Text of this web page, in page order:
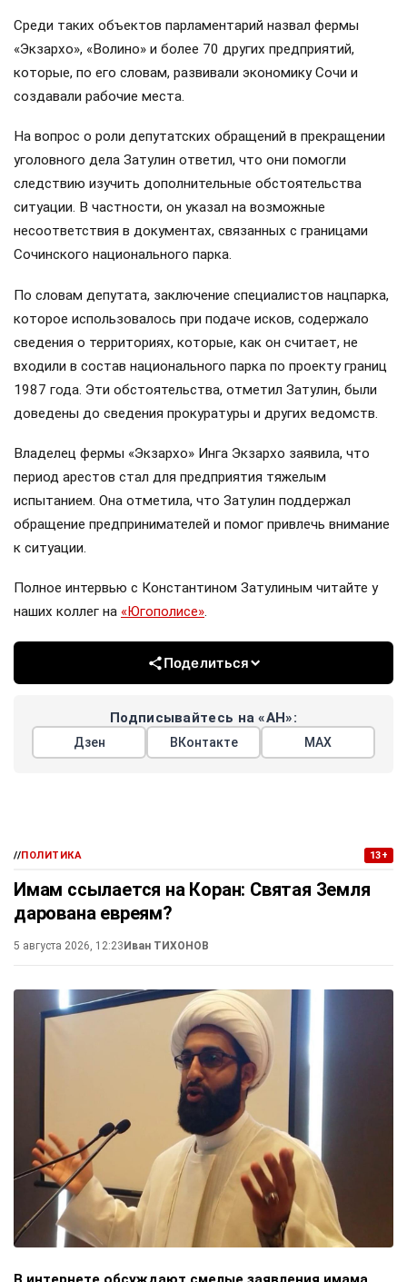
Среди таких объектов парламентарий назвал фермы
«Экзархо», «Волино» и более 70 других предприятий,
которые, по его словам, развивали экономику Сочи и
создавали рабочие места.
На вопрос о роли депутатских обращений в прекращении
уголовного дела Затулин ответил, что они помогли
следствию изучить дополнительные обстоятельства
ситуации. В частности, он указал на возможные
несоответствия в документах, связанных с границами
Сочинского национального парка.
По словам депутата, заключение специалистов нацпарка,
которое использовалось при подаче исков, содержало
сведения о территориях, которые, как он считает, не
входили в состав национального парка по проекту границ
1987 года. Эти обстоятельства, отметил Затулин, были
доведены до сведения прокуратуры и других ведомств.
Владелец фермы «Экзархо» Инга Экзархо заявила, что
период арестов стал для предприятия тяжелым
испытанием. Она отметила, что Затулин поддержал
обращение предпринимателей и помог привлечь внимание
к ситуации.
Полное интервью с Константином Затулиным читайте у
наших коллег на «Югополисе».
Поделиться
Подписывайтесь на «АН»:
Дзен ВКонтакте МАХ
//ПОЛИТИКА 13+
Имам ссылается на Коран: Святая Земля
дарована евреям?
5 августа 2026, 12:23 Иван ТИХОНОВ